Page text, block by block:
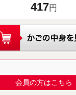
417円
会員の方はこちら